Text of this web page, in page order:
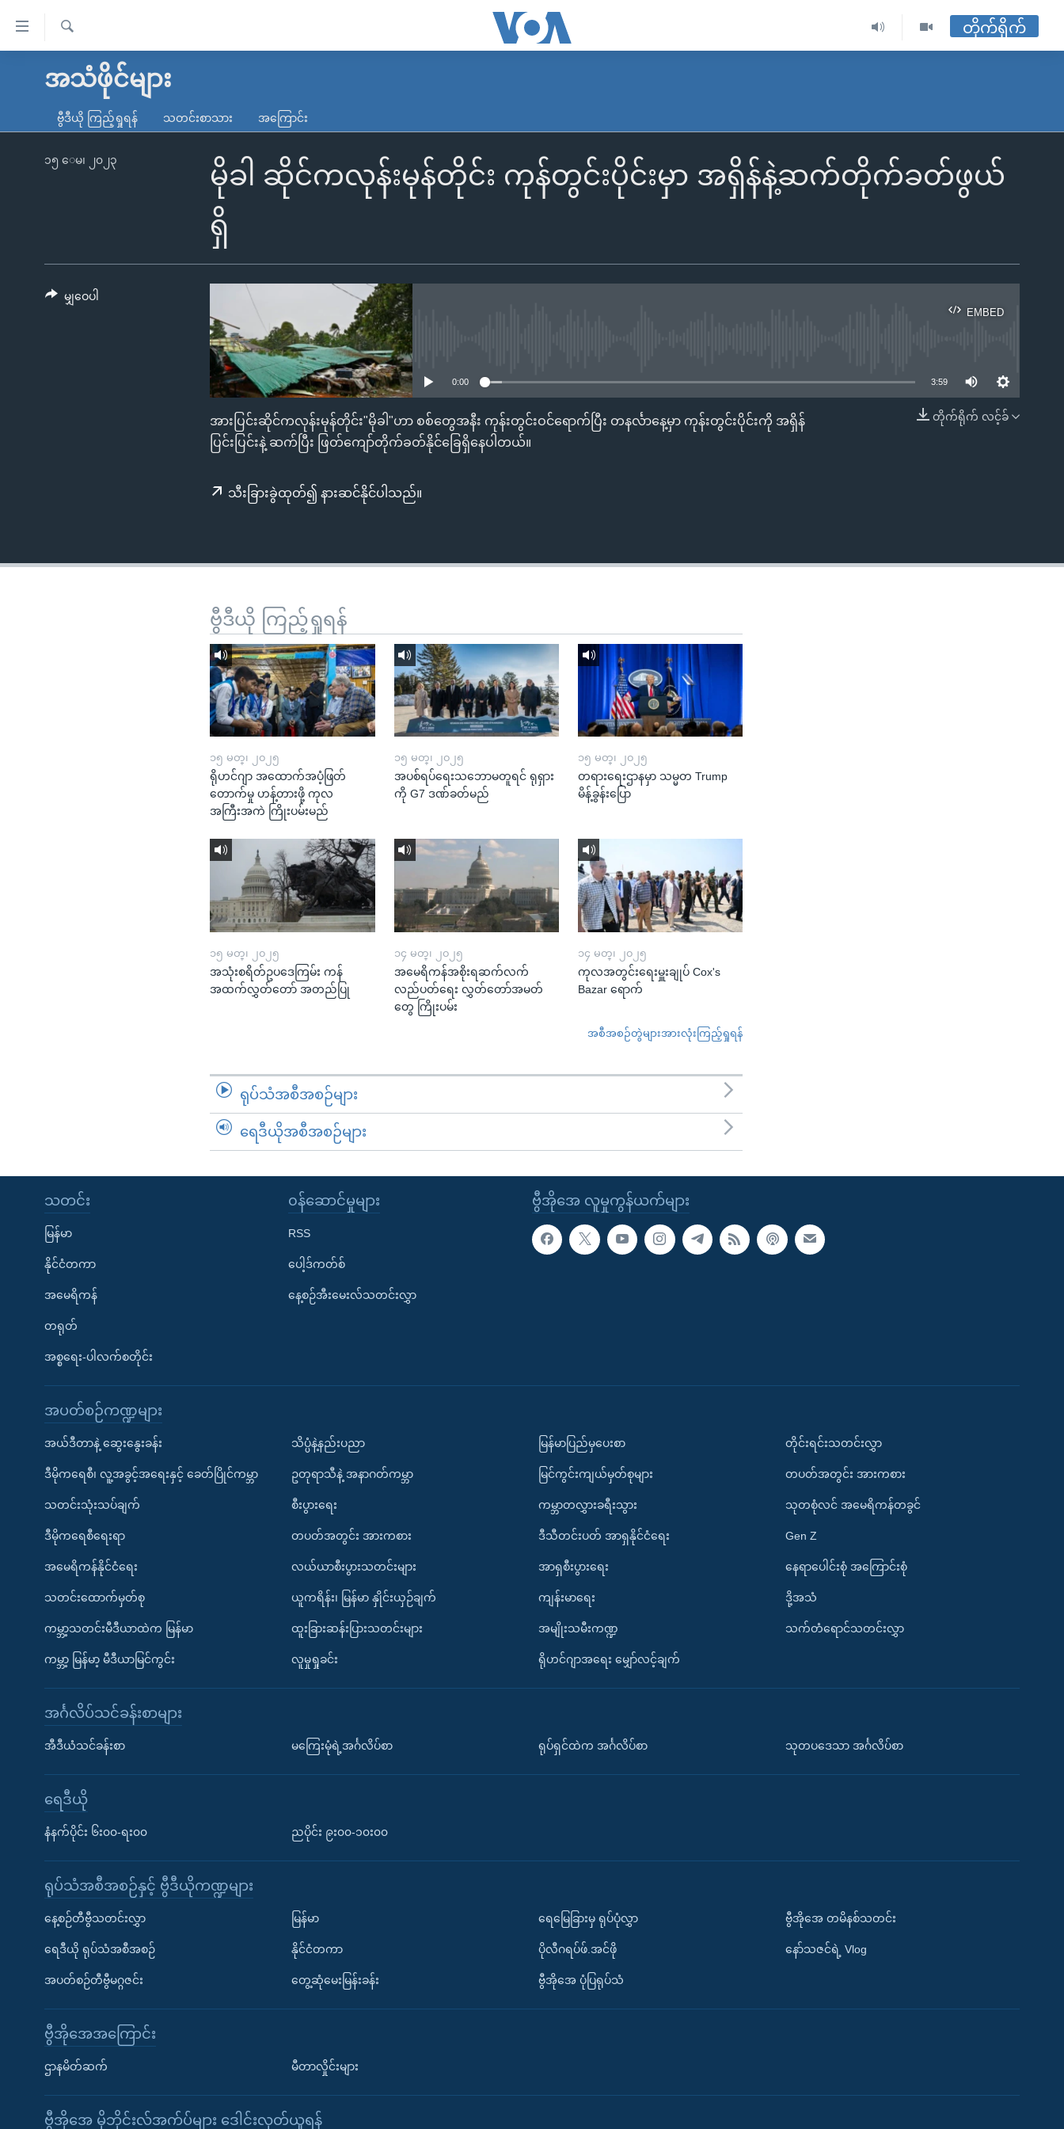
လွယ်ကူ
သည့်
မူလစာမျက်နှာ
ကမ္ဘာ့သတင်းများ
နိုင်ငံတကာ
မကြေးမုံရဲ့ အင်္ဂလိပ်စာ
ရေဒီယို
ရေဒီယိုနှင့်ရုပ်သံ အချက်အလက်များ
Learning English
ရ
တိုက်ရိုက်
အသံဖိုင်များ
ဗွီဒီယို ကြည့်ရှုရန် သတင်းစာသား အကြောင်း
မိုခါ ဆိုင်ကလုန်းမုန်တိုင်း ကုန်တွင်းပိုင်းမှာ အရှိန်နဲ့ဆက်တိုက်ခတ်ဖွယ်
ရှိ
၁၅ ေမ၊ ၂၀၂၃
EMBED
EMBED
0:00 3:59
တိုက်ရိုက် လင့်ခ်
အားပြင်းဆိုင်ကလုန်းမုန်တိုင်း"မိုခါ"ဟာ စစ်တွေအနီး ကုန်းတွင်းဝင်ရောက်ပြီး တနင်္လာနေ့မှာ ကုန်းတွင်းပိုင်းကို အရှိန်
ပြင်းပြင်းနဲ့ ဆက်ပြီး ဖြတ်ကျော်တိုက်ခတ်နိုင်ခြေရှိနေပါတယ်။
သီးခြားခွဲထုတ်၍ နားဆင်နိုင်ပါသည်။
မျှဝေပါ
ဗွီဒီယို ကြည့်ရှုရန်
၁၅ မတ္၊ ၂၀၂၅
ရိုဟင်ဂျာ အထောက်အပံ့ဖြတ်
တောက်မှု ဟန့်တားဖို့ ကုလ
အကြီးအကဲ ကြိုးပမ်းမည်
၁၅ မတ္၊ ၂၀၂၅
အပစ်ရပ်ရေးသဘောမတူရင် ရုရှား
ကို G7 ဒဏ်ခတ်မည်
၁၅ မတ္၊ ၂၀၂၅
တရားရေးဌာနမှာ သမ္မတ Trump
မိန့်ခွန်းပြော
၁၅ မတ္၊ ၂၀၂၅
အသုံးစရိတ်ဥပဒေကြမ်း ကန်
အထက်လွှတ်တော် အတည်ပြု
၁၄ မတ္၊ ၂၀၂၅
အမေရိကန်အစိုးရဆက်လက်
လည်ပတ်ရေး လွှတ်တော်အမတ်
တွေ ကြိုးပမ်း
၁၄ မတ္၊ ၂၀၂၅
ကုလအတွင်းရေးမှူးချုပ် Cox's
Bazar ရောက်
အစီအစဉ်တွဲများအားလုံးကြည့်ရှုရန်
ရုပ်သံအစီအစဉ်များ
ရေဒီယိုအစီအစဉ်များ
ဗွီအိုအေ လူမှုကွန်ယက်များ
သတင်း
မြန်မာ
နိုင်ငံတကာ
အမေရိကန်
တရုတ်
အစ္စရေး-ပါလက်စတိုင်း
၀န်ဆောင်မှုများ
RSS
ပေါ့ဒ်ကတ်စ်
နေ့စဉ်အီးမေးလ်သတင်းလွှာ
အပတ်စဉ်ကဏ္ဍများ
အယ်ဒီတာနဲ့ ဆွေးနွေးခန်း
ဒီမိုကရေစီ၊ လူ့အခွင့်အရေးနှင့် ခေတ်ပြိုင်ကမ္ဘာ
သတင်းသုံးသပ်ချက်
ဒီမိုကရေစီရေးရာ
အမေရိကန်နိုင်ငံရေး
သတင်းထောက်မှတ်စု
ကမ္ဘာ့သတင်းမီဒီယာထဲက မြန်မာ
ကမ္ဘာ့ မြန်မာ့ မီဒီယာမြင်ကွင်း
သိပ္ပံနဲ့နည်းပညာ
ဥတုရာသီနဲ့ အနာဂတ်ကမ္ဘာ
စီးပွားရေး
တပတ်အတွင်း အားကစား
လယ်ယာစီးပွားသတင်းများ
ယူကရိန်း၊ မြန်မာ နှိုင်းယှဉ်ချက်
ထူးခြားဆန်းပြားသတင်းများ
လူမှုရှုခင်း
မြန်မာပြည်မှပေးစာ
မြင်ကွင်းကျယ်မှတ်စုများ
ကမ္ဘာတလွှားခရီးသွား
ဒီသီတင်းပတ် အာရှနိုင်ငံရေး
အာရှစီးပွားရေး
ကျန်းမာရေး
အမျိုးသမီးကဏ္ဍ
ရိုဟင်ဂျာအရေး မျှော်လင့်ချက်
တိုင်းရင်းသတင်းလွှာ
တပတ်အတွင်း အားကစား
သုတစုံလင် အမေရိကန်တခွင်
Gen Z
နေရာပေါင်းစုံ အကြောင်းစုံ
ဒို့အသံ
သက်တံရောင်သတင်းလွှာ
အင်္ဂလိပ်သင်ခန်းစာများ
အီဒီယံသင်ခန်းစာ မကြေးမုံရဲ့အင်္ဂလိပ်စာ ရုပ်ရှင်ထဲက အင်္ဂလိပ်စာ သုတပဒေသာ အင်္ဂလိပ်စာ
ရေဒီယို
နံနက်ပိုင်း ၆း၀၀-ရး၀၀ ညပိုင်း ၉း၀၀-၁၀း၀၀
ရုပ်သံအစီအစဉ်နှင့် ဗွီဒီယိုကဏ္ဍများ
နေ့စဉ်တီဗွီသတင်းလွှာ
ရေဒီယို ရုပ်သံအစီအစဉ်
အပတ်စဉ်တီဗွီမဂ္ဂဇင်း
မြန်မာ
နိုင်ငံတကာ
တွေ့ဆုံမေးမြန်းခန်း
ရေမြေခြားမှ ရုပ်ပုံလွှာ
ပိုလီဂရပ်ဖ်.အင်ဖို
ဗွီအိုအေ ပုံပြရုပ်သံ
ဗွီအိုအေ တမိနစ်သတင်း
နော်သဇင်ရဲ့ Vlog
ဗွီအိုအေအကြောင်း
ဌာနမိတ်ဆက် မီတာလှိုင်းများ
ဗွီအိုအေ မိုဘိုင်းလ်အက်ပ်များ ဒေါင်းလုတ်ယူရန်